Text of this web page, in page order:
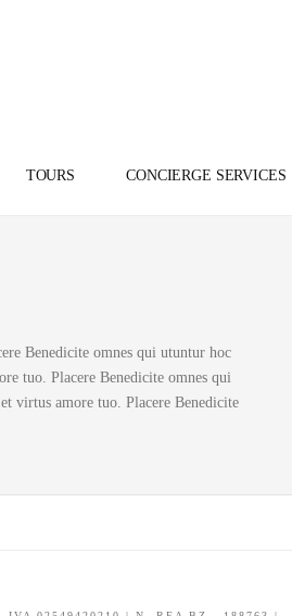
TOURS CONCIERGE SERVICES
Benedicite omnes qui utuntur hoc
tuo. Placere Benedicite omnes qui
virtus amore tuo. Placere Benedicite